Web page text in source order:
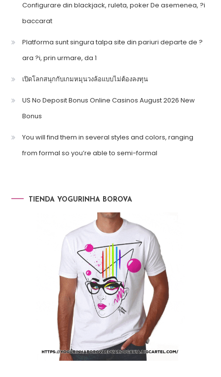
Configurare din blackjack, ruleta, poker De asemenea, ?i
baccarat
Platforma sunt singura talpa site din pariuri departe de ?
ara ?i, prin urmare, da 1
เปิดโลกสนุกกับเกมหมุนวงล้อแบบไม่ต้องลงทุน
US No Deposit Bonus Online Casinos August 2026 New
Bonus
You will find them in several styles and colors, ranging
from formal so you’re able to semi-formal
TIENDA YOGURINHA BOROVA